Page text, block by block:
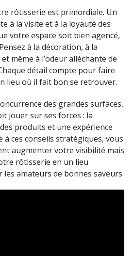
rôtisserie est primordiale. Un
à la visite et à la loyauté des
votre espace soit bien agencé,
à la décoration, à la
même à l’odeur alléchante de
détail compte pour faire
lieu où il fait bon se retrouver.
des grandes surfaces,
jouer sur ses forces : la
produits et une expérience
à ces conseils stratégiques, vous
augmenter votre visibilité mais
rôtisserie en un lieu
amateurs de bonnes saveurs.